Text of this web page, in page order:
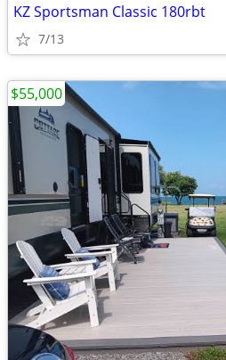
KZ Sportsman Classic 180rbt
7/13
$55,000